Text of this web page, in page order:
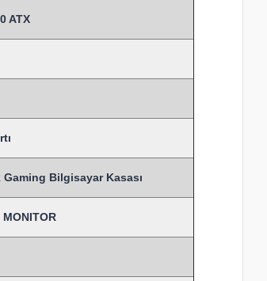
ATX
Gaming Bilgisayar Kasası